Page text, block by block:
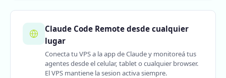
Claude Code Remote desde cualquier
lugar
Conecta tu VPS a la app de Claude y monitoreá tus
agentes desde el celular, tablet o cualquier browser.
El VPS mantiene la sesion activa siempre.